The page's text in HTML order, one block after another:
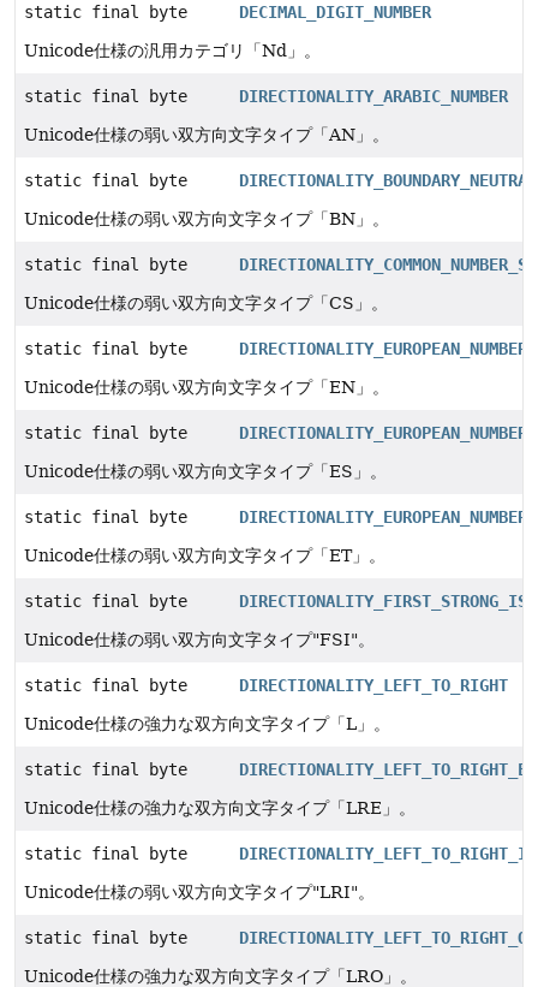
static final byte
DECIMAL_DIGIT_NUMBER
Unicode仕様の汎用カテゴリ「Nd」。
static final byte
DIRECTIONALITY_ARABIC_NUMBER
Unicode仕様の弱い双方向文字タイプ「AN」。
static final byte
DIRECTIONALITY_BOUNDARY_NEUTRAL
Unicode仕様の弱い双方向文字タイプ「BN」。
static final byte
Unicode仕様の弱い双方向文字タイプ「CS」。
static final byte
DIRECTIONALITY_EUROPEAN_NUMBER
Unicode仕様の弱い双方向文字タイプ「EN」。
static final byte
Unicode仕様の弱い双方向文字タイプ「ES」。
static final byte
Unicode仕様の弱い双方向文字タイプ「ET」。
static final byte
Unicode仕様の弱い双方向文字タイプ"FSI"。
static final byte
DIRECTIONALITY_LEFT_TO_RIGHT
Unicode仕様の強力な双方向文字タイプ「L」。
static final byte
Unicode仕様の強力な双方向文字タイプ「LRE」。
static final byte
Unicode仕様の弱い双方向文字タイプ"LRI"。
static final byte
Unicode仕様の強力な双方向文字タイプ「LRO」。